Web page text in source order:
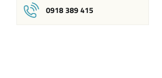
0918 389 415